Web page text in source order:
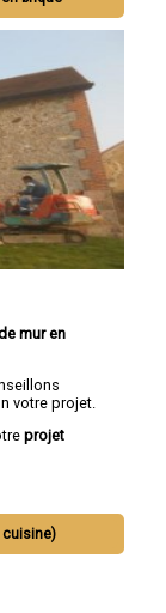
mur en
votre projet.
projet
cuisine)